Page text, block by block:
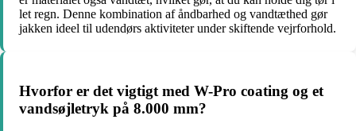
let regn. Denne kombination af åndbarhed og vandtæthed gør
jakken ideel til udendørs aktiviteter under skiftende vejrforhold.
Hvorfor er det vigtigt med W-Pro coating og et
vandsøjletryk på 8.000 mm?